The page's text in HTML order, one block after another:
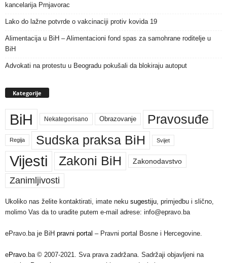
kancelarija Prnjavorac
Lako do lažne potvrde o vakcinaciji protiv kovida 19
Alimentacija u BiH – Alimentacioni fond spas za samohrane roditelje u
BiH
Advokati na protestu u Beogradu pokušali da blokiraju autoput
Kategorije
BiH Nekategorisano Obrazovanje Pravosuđe
Regija Sudska praksa BiH Svijet
Vijesti Zakoni BiH Zakonodavstvo
Zanimljivosti
Ukoliko nas želite kontaktirati, imate neku sugestiju , primjedbu i slično,
molimo Vas da to uradite putem e-mail adrese: info@epravo.ba
ePravo.ba je BiH pravni portal – Pravni portal Bosne i Hercegovine.
ePravo .ba © 2007-2021. Sva prava zadržana. Sadržaji objavljeni na